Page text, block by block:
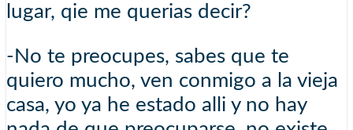
lugar, qie me querias decir?
-No te preocupes, sabes que te
quiero mucho, ven conmigo a la vieja
casa, yo ya he estado alli y no hay